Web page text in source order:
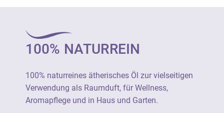
Art. 1364
vielseitigen Verwendung als Raumduft, für
Wellness, Aromapflege und in Haus und
Garten.
100% NATURREIN
100% naturreines ätherisches Öl zur vielseitigen
Verwendung als Raumduft, für Wellness,
Aromapflege und in Haus und Garten.